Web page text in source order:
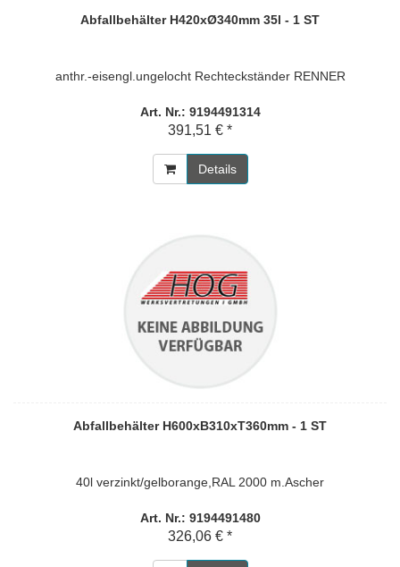
Abfallbehälter H420xØ340mm 35l - 1 ST
anthr.-eisengl.ungelocht Rechteckständer RENNER
Art. Nr.: 9194491314
391,51 € *
Details
Abfallbehälter H600xB310xT360mm - 1 ST
40l verzinkt/gelborange,RAL 2000 m.Ascher
Art. Nr.: 9194491480
326,06 € *